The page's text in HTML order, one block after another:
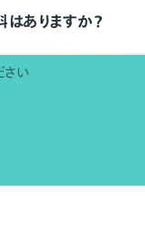
ありますか？
さい